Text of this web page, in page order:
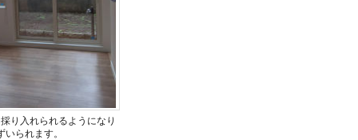
り入れられるようになり
られます。